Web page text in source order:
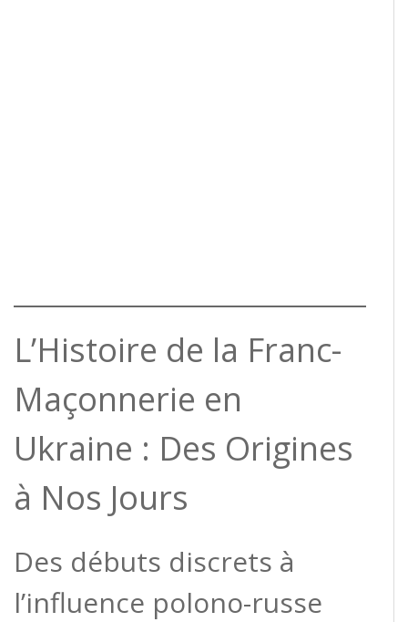
L’Histoire de la Franc-
Maçonnerie en
Ukraine : Des Origines
à Nos Jours
Des débuts discrets à
l’influence polono-russe